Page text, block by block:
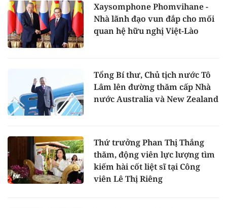
Xaysomphone Phomvihane -
Nhà lãnh đạo vun đắp cho mối
quan hệ hữu nghị Việt-Lào
Tổng Bí thư, Chủ tịch nước Tô
Lâm lên đường thăm cấp Nhà
nước Australia và New Zealand
Thứ trưởng Phan Thị Thắng
thăm, động viên lực lượng tìm
kiếm hài cốt liệt sĩ tại Công
viên Lê Thị Riêng